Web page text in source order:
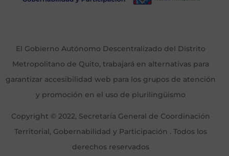
El Gobierno Autónomo Descentralizado del Distrito
Metropolitano de Quito, trabajará en alternativas para
garantizar accesibilidad web para los grupos de atención
y promoción en el uso de plurilingüismo
Copyright © 2022, Secretaría General de Coordinación
Territorial, Gobernabilidad y Participación . Todos los
derechos reservados